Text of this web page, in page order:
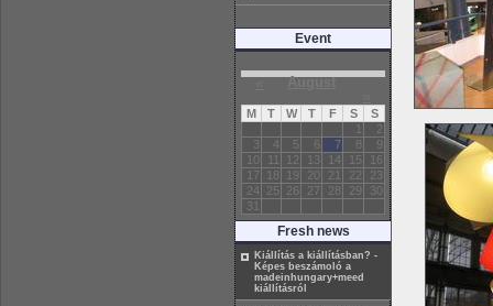
Event
« August
M T W T F S
S
1
2
3
4 5 6 7 8
9
10
11 12 13 14 15
16
17
18 19 20 21 22
23
24
25 26 27 28 29
30
31
Fresh news
Kiállítás a kiállításban? -
Képes beszámoló a
madeinhungary+meed
kiállításról